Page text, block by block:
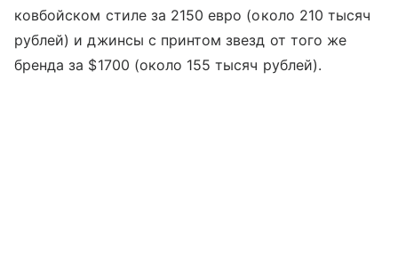
ковбойском стиле за 2150 евро (около 210 тысяч
рублей) и джинсы с принтом звезд от того же
бренда за $1700 (около 155 тысяч рублей).